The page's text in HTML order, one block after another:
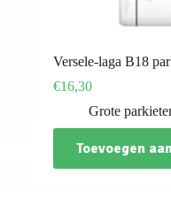
Versele-laga B18
€16,30
Grote
Toevoegen